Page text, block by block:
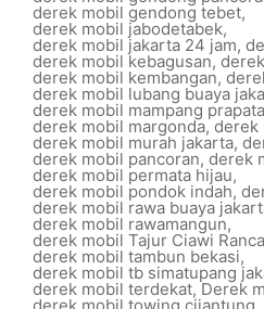
derek mobil gendong tebet,
derek mobil jabodetabek,
derek mobil jakarta 24 jam,
derek mobil kebagusan,
derek mobil kembangan,
derek mobil lubang buaya
derek mobil mampang
derek mobil margonda,derek
derek mobil murah jakarta,
derek mobil pancoran, derek
derek mobil permata hijau,
derek mobil pondok indah,
derek mobil rawa buaya
derek mobil rawamangun,
derek mobil Tajur Ciawi
derek mobil tambun bekasi,
derek mobil tb simatupang
derek mobil terdekat,Derek